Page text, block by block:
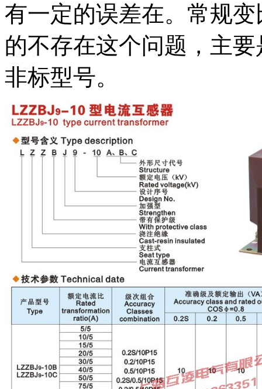
有一定的误差在。常规
的不存在这个问题，主
非标型号。